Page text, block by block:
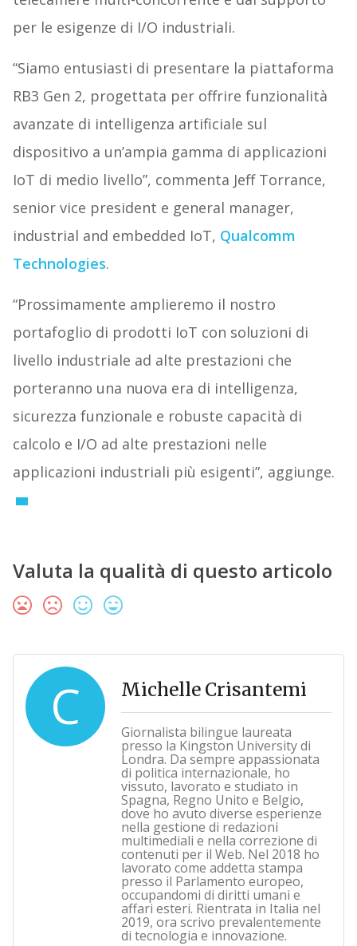
per le esigenze di I/O industriali.
“Siamo entusiasti di presentare la piattaforma
RB3 Gen 2, progettata per offrire funzionalità
avanzate di intelligenza artificiale sul
dispositivo a un’ampia gamma di applicazioni
IoT di medio livello”, commenta Jeff Torrance,
senior vice president e general manager,
industrial and embedded IoT, Qualcomm
Technologies.
“Prossimamente amplieremo il nostro
portafoglio di prodotti IoT con soluzioni di
livello industriale ad alte prestazioni che
porteranno una nuova era di intelligenza,
sicurezza funzionale e robuste capacità di
calcolo e I/O ad alte prestazioni nelle
applicazioni industriali più esigenti”, aggiunge.
Valuta la qualità di questo articolo
C Michelle Crisantemi
Giornalista bilingue laureata
presso la Kingston University di
Londra. Da sempre appassionata
di politica internazionale, ho
vissuto, lavorato e studiato in
Spagna, Regno Unito e Belgio,
dove ho avuto diverse esperienze
nella gestione di redazioni
multimediali e nella correzione di
contenuti per il Web. Nel 2018 ho
lavorato come addetta stampa
presso il Parlamento europeo,
occupandomi di diritti umani e
affari esteri. Rientrata in Italia nel
2019, ora scrivo prevalentemente
di tecnologia e innovazione.